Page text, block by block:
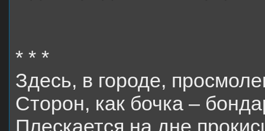
* * *
Здесь, в городе,
Сторон, как бочка –
Плескается на дне